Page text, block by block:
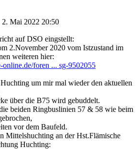
2. Mai 2022 20:50
auf DSO eingstellt:
2.November 2020 vom Istzustand im
weiteren hier:
foren ... sg-9502055
um mir mal wieder den aktuellen
über die B75 wird gebuddelt.
beiden Ringbuslinien 57 & 58 wie beim
vor dem Baufeld.
Mittelshuchting an der Hst.Flämische
Huchting: